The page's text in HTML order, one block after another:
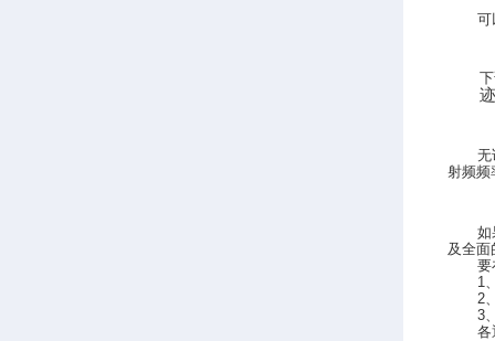
可
无
射频频
如
及全面
要
1
2
3
各